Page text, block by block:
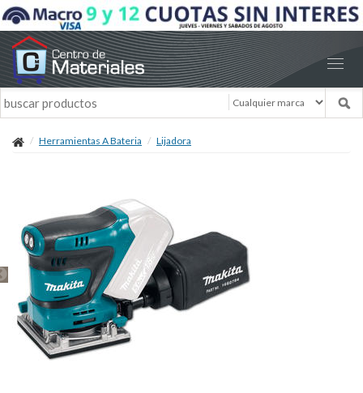
Herramientas A Bateria Lijadora